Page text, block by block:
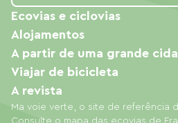
Ma voie verte, o site de referência
Consulte o mapa das ecovias de
Ecovias e ciclovias
Alojamentos
A partir de uma grande
Viajar de bicicleta
A revista